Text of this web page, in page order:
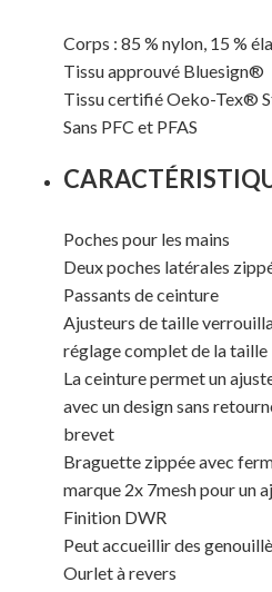
Votre
MAGASINER
Corps : 85 % nylon, 15 %
Tissu approuvé Bluesign®
Tissu certifié Oeko-Tex®
Sans PFC et PFAS
Poches pour les mains
Deux poches latérales
Passants de ceinture
Ajusteurs de taille
réglage complet de la taille
La ceinture permet un
avec un design sans
brevet
Braguette zippée avec
marque 2x 7mesh pour un
Finition DWR
Peut accueillir des
Ourlet à revers